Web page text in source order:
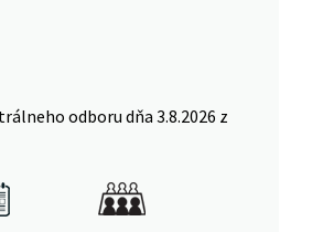
odboru dňa 3.8.2026 z